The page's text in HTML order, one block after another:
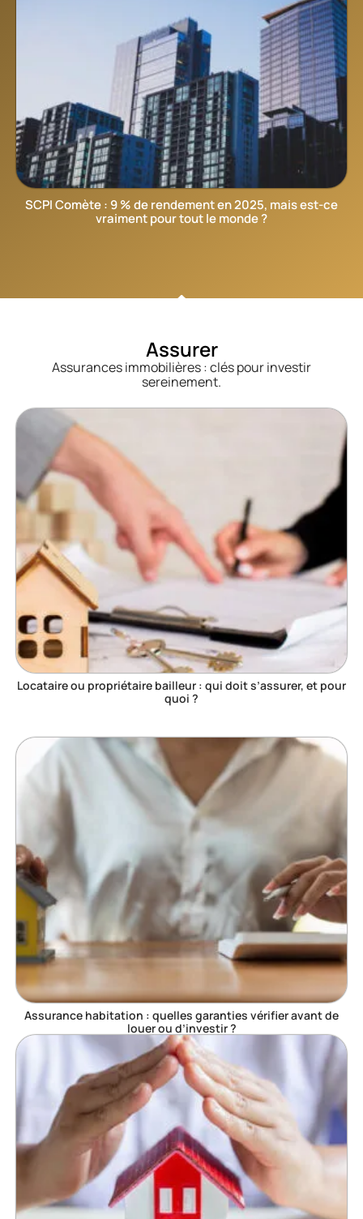
SCPI Comète : 9 % de rendement en 2025, mais est-ce
vraiment pour tout le monde ?
Assurer
Assurances immobilières : clés pour investir
sereinement.
Locataire ou propriétaire bailleur : qui doit s’assurer, et pour
quoi ?
Assurance habitation : quelles garanties vérifier avant de
louer ou d’investir ?